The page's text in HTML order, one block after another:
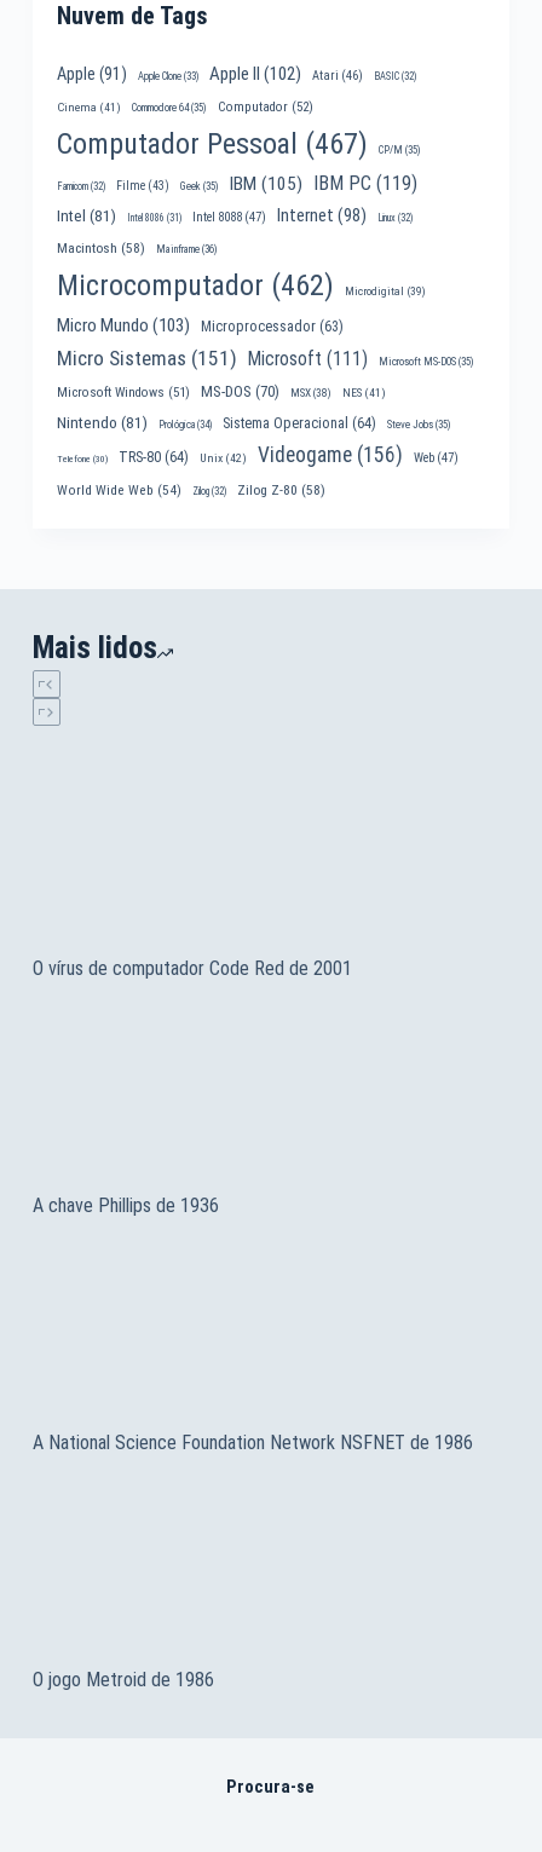
Nuvem de Tags
Apple (91) Apple Clone(33) Apple II (102) Atari (46) BASIC(32)
Cinema (41) Commodore 64(35) Computador(52)
Computador Pessoal (467) CP/M (35)
Famicom(32) Filme(43) Geek(35) IBM (105) IBM PC (119)
Intel (81) Intel 8086 (31) Intel 8088(47) Internet (98) Linux(32)
Macintosh (58) Mainframe(36)
Microcomputador (462) Microdigital (39)
Micro Mundo (103) Microprocessador(63)
Micro Sistemas (151) Microsoft (111) Microsoft MS-DOS(35)
Microsoft Windows (51) MS-DOS (70) MSX(38) NES(41)
Nintendo (81) Prológica(34) Sistema Operacional (64) Steve Jobs(35)
Telefone (30) TRS-80(64) Unix(42) Videogame(156) Web(47)
World Wide Web (54) Zilog(32) Zilog Z-80 (58)
Mais lidos
O vírus de computador Code Red de 2001
A chave Phillips de 1936
A National Science Foundation Network NSFNET de 1986
O jogo Metroid de 1986
Procura-se